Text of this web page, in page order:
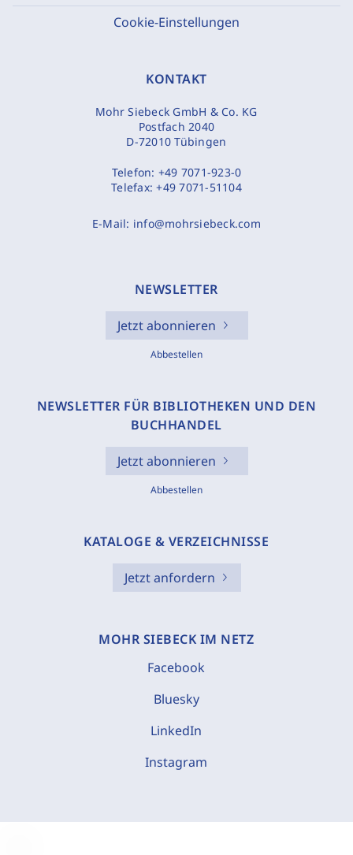
Cookie-Einstellungen
KONTAKT
Mohr Siebeck GmbH & Co. KG
Postfach 2040
D-72010 Tübingen
Telefon: +49 7071-923-0
Telefax:+49 7071-51104
E-Mail: info@mohrsiebeck.com
NEWSLETTER
Jetzt abonnieren
Abbestellen
NEWSLETTER FÜR BIBLIOTHEKEN UND DEN
BUCHHANDEL
Jetzt abonnieren
Abbestellen
KATALOGE & VERZEICHNISSE
Jetzt anfordern
MOHR SIEBECK IM NETZ
Facebook
Bluesky
LinkedIn
Instagram